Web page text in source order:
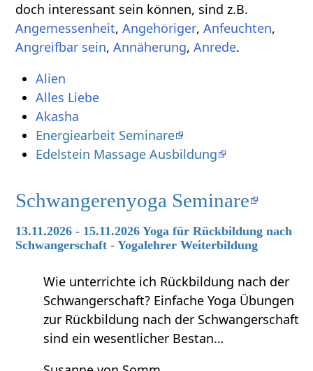
doch interessant sein können, sind z.B.
, ,
,
, ,
.
Alien
Alles Liebe
Akasha
Energiearbeit Seminare
Edelstein Massage Ausbildung
Schwangerenyoga Seminare
13.11.2026 - 15.11.2026 Yoga für Rückbildung nach
Schwangerschaft - Yogalehrer Weiterbildung
Wie unterrichte ich Rückbildung nach der
Schwangerschaft? Einfache Yoga Übungen
zur Rückbildung nach der Schwangerschaft
sind ein wesentlicher Bestan…